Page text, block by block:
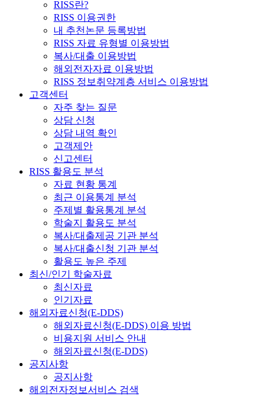
RISS란?
RISS 이용권한
내 추천논문 등록방법
RISS 자료 유형별 이용방법
복사/대출 이용방법
해외전자자료 이용방법
RISS 정보취약계층 서비스 이용방법
고객센터
자주 찾는 질문
상담 신청
상담 내역 확인
고객제안
신고센터
RISS 활용도 분석
자료 현황 통계
최근 이용통계 분석
주제별 활용통계 분석
학술지 활용도 분석
복사/대출제공 기관 분석
복사/대출신청 기관 분석
활용도 높은 주제
최신/인기 학술자료
최신자료
인기자료
해외자료신청(E-DDS)
해외자료신청(E-DDS) 이용 방법
비용지원 서비스 안내
해외자료신청(E-DDS)
공지사항
공지사항
해외전자정보서비스 검색